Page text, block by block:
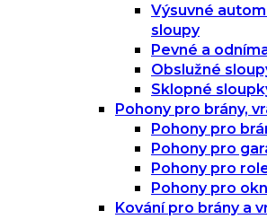
Výsuvné
sloupy
Pevné a
Obslužné
Sklopné
Pohony pro brány,
Pohony pro
Pohony pro
Pohony pro
Pohony pro
Kování pro brány a